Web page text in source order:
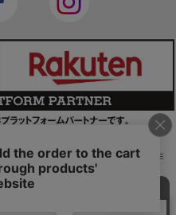
断での複製・転載を禁止します。
Rakuten Group, Inc. ALL RIGHTS RE